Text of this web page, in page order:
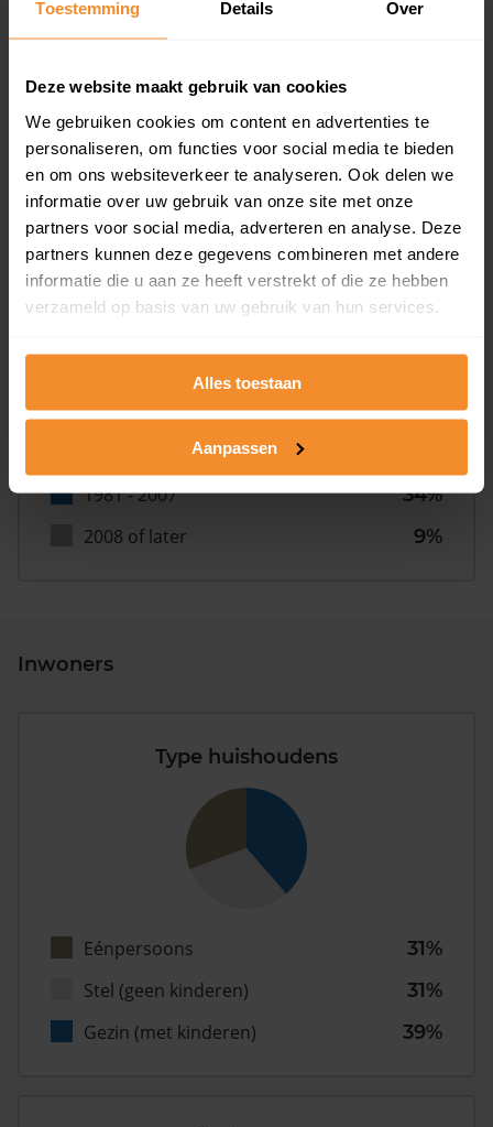
Toestemming Details Over
Deze website maakt gebruik van cookies
We gebruiken cookies om content en advertenties te
personaliseren, om functies voor social media te bieden
en om ons websiteverkeer te analyseren. Ook delen we
informatie over uw gebruik van onze site met onze
partners voor social media, adverteren en analyse. Deze
partners kunnen deze gegevens combineren met andere
informatie die u aan ze heeft verstrekt of die ze hebben
verzameld op basis van uw gebruik van hun services.
Alles toestaan
Aanpassen
Bouwjaar
T/m 1945
9%
1981 - 2007
34%
2008 of later
9%
Inwoners
Type huishoudens
Eénpersoons
31%
Stel (geen kinderen)
31%
Gezin (met kinderen)
39%